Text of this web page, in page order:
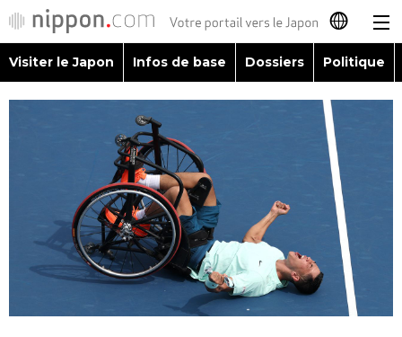
日本語
English
繁體字
Español
العربية
Visiter le Japon
Infos de base
Dossiers
Visiter le Japon Infos de base Dossiers Politique